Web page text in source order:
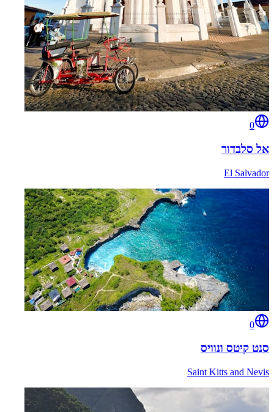
0
אל סלבדור
El Salvador
0
סנט קיטס ונוויס
Saint Kitts and Nevis